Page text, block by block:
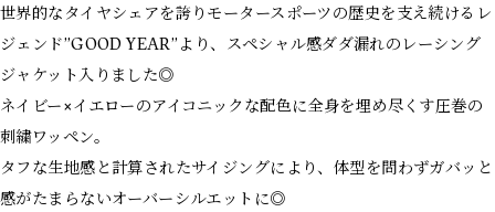
世界的なタイヤシェアを誇りモータースポーツの歴史を支え続けるレ
ジェンド”GOOD YEAR”より、スペシャル感ダダ漏れのレーシング
ジャケット入りました◎
ネイビー×イエローのアイコニックな配色に全身を埋め尽くす圧巻の
刺繍ワッペン。
タフな生地感と計算されたサイジングにより、体型を問わずガバッと
感がたまらないオーバーシルエットに◎